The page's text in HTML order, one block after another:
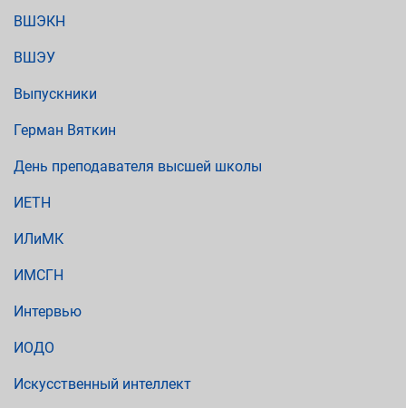
ВШЭКН
ВШЭУ
Выпускники
Герман Вяткин
День преподавателя высшей школы
ИЕТН
ИЛиМК
ИМСГН
Интервью
ИОДО
Искусственный интеллект